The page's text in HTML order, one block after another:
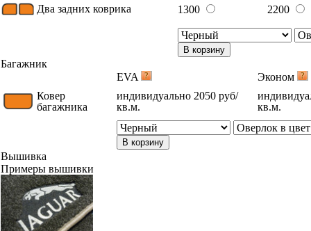
Два задних коврика 1300 2200
В корзину
Багажник
EVA
Эконом
Ковер
багажника
индивидуально 2050 руб/
кв.м.
кв.м.
В корзину
Вышивка
Примеры вышивки